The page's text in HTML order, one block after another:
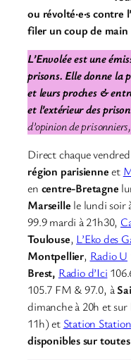
ou révolté·e·s contre
filer un coup de main
L’Envolée est une
prisons. Elle donne la
et leurs proches &
et l’extérieur des
d’opinion de
Direct chaque
région parisienneet
en centre-Bretagne
Marseille le lundi soir
99.9 mardi à 21h30,
Toulouse, L’Eko des
Montpellier, Radio U
Brest, Radio d’Ici
105.7 FM & 97.0, à
dimanche à 20h et sur
11h) et Station Station
disponibles sur